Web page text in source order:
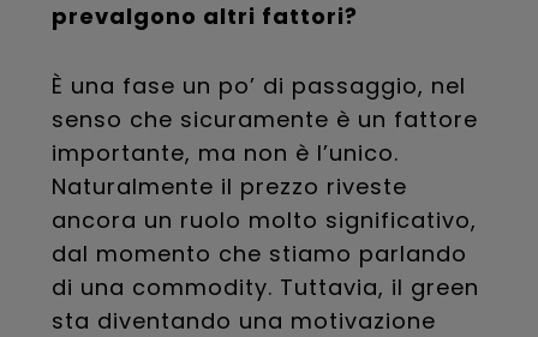
prevalgono altri fattori?
È una fase un po’ di passaggio, nel
senso che sicuramente è un fattore
importante, ma non è l’unico.
Naturalmente il prezzo riveste
ancora un ruolo molto significativo,
dal momento che stiamo parlando
di una commodity. Tuttavia, il green
sta diventando una motivazione